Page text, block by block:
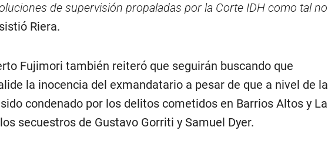
de supervisión propaladas por la Corte IDH como tal no
Riera.
Fujimori también reiteró que seguirán buscando que
la inocencia del exmandatario a pesar de que a nivel de la
condenado por los delitos cometidos en Barrios Altos y La
secuestros de Gustavo Gorriti y Samuel Dyer.